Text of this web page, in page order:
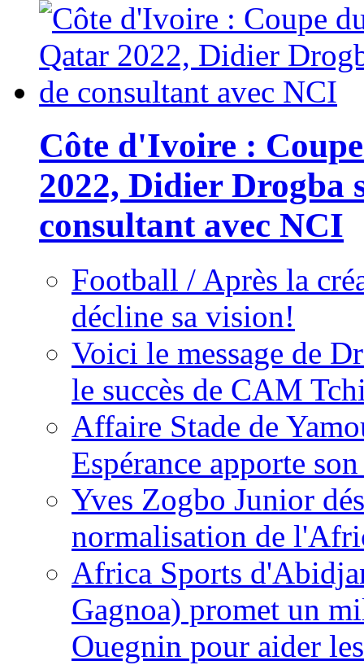
Côte d'Ivoire :
2022, Didier Drogba
consultant avec NCI
Football / Après la
décline sa vision!
Voici le message de
le succès de CAM
Affaire Stade de
Espérance apporte
Yves Zogbo Junior
normalisation de
Africa Sports
Gagnoa) promet un
Ouegnin pour aider